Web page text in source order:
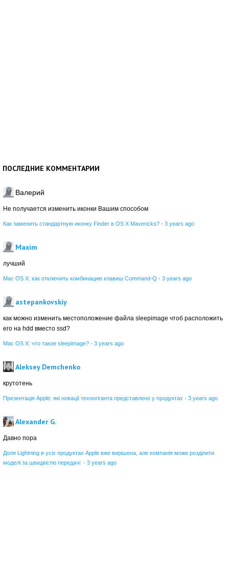
ПОСЛЕДНИЕ КОММЕНТАРИИ
Валерий
Не получается изменить иконки Вашим способом
Как заменить стандартную иконку Finder в OS X Mavericks? · 3 years ago
Maxim
лучший
Mac OS X: как отключить комбинацию клавиш Command-Q · 3 years ago
astepankovskiy
как можно изменить местоположение файла sleepimage чтоб расположить
его на hdd вместо ssd?
Mac OS X: что такое sleepimage? · 3 years ago
Aleksey Demchenko
крутотень
Презентація Apple: які новації техногіганта представлено у продуктах · 3 years ago
Alexander G.
Давно пора
Доля Lightning в усіх продуктах Apple вже вирішена, але компанія може розділити
моделі за швидкістю передачі · 3 years ago